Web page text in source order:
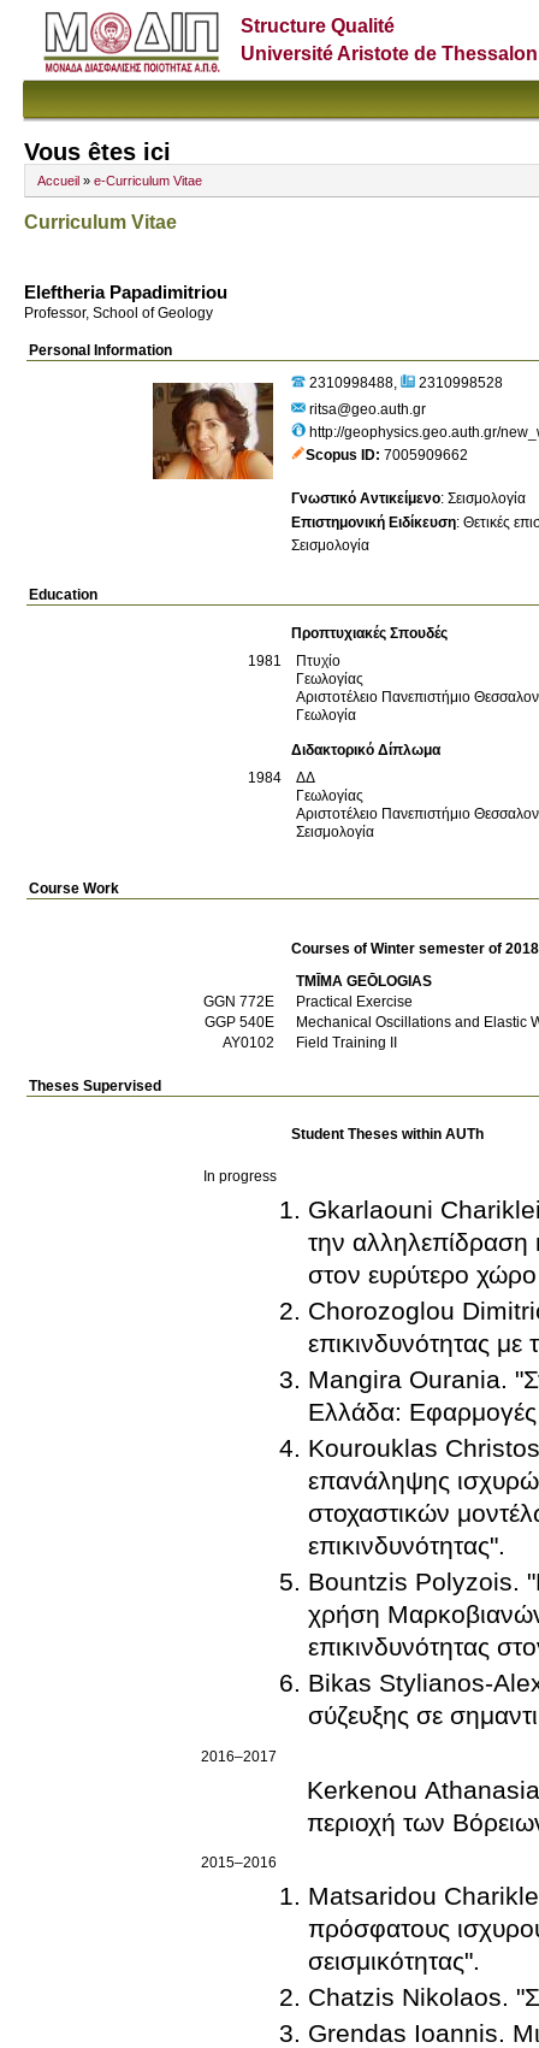
Structure Qualité
Université Aristote de
Vous êtes ici
Accueil » e-Curriculum Vitae
Curriculum Vitae
Eleftheria Papadimitriou
Professor, School of Geology
Personal Information
2310998488
2310998528
ritsa@geo.auth.gr
http://geophysics.geo.auth.gr/
Scopus ID 7005909662
Γνωστικό Αντικείμενο: Σεισμολογία
Επιστημονική Ειδίκευση: Θετικές
Σεισμολογία
Education
Προπτυχιακές Σπουδές
1981
Πτυχίο
Γεωλογίας
Αριστοτέλειο Πανεπιστήμιο
Γεωλογία
Διδακτορικό Δίπλωμα
1984
ΔΔ
Γεωλογίας
Αριστοτέλειο Πανεπιστήμιο
Σεισμολογία
Course Work
Courses of Winter semester of
TMĪMA GEŌLOGIAS
GGN 772E
Practical Exercise
GGP 540Ε
Mechanical Oscillations and Elastic
ΑΥ0102
Field Training II
Theses Supervised
Student Theses within AUTh
In progress
Gkarlaouni
την
στον ευρύτερο χώρο
Chorozoglou
επικινδυνότητας
Mangira Ourania.
Ελλάδα: Εφαρμογές
Kourouklas
επανάληψης
στοχαστικών
επικινδυνότητας".
Bountzis Polyzois.
χρήση Μαρκοβιανών
επικινδυνότητας
Bikas Stylianos-
σύζευξης σε
2016–2017
Kerkenou
περιοχή των
2015–2016
Matsaridou
πρόσφατους
σεισμικότητας".
Chatzis Nikolaos.
Grendas Ioannis.